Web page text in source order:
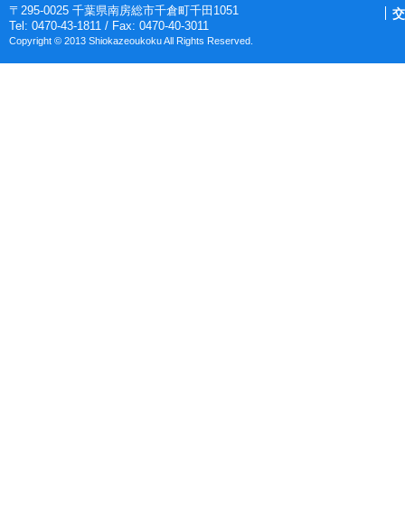
〒295-0025 千葉県南房総市千倉町千田1051
Tel: 0470-43-1811 / Fax: 0470-40-3011
Copyright © 2013 Shiokazeoukoku All Rights Reserved.